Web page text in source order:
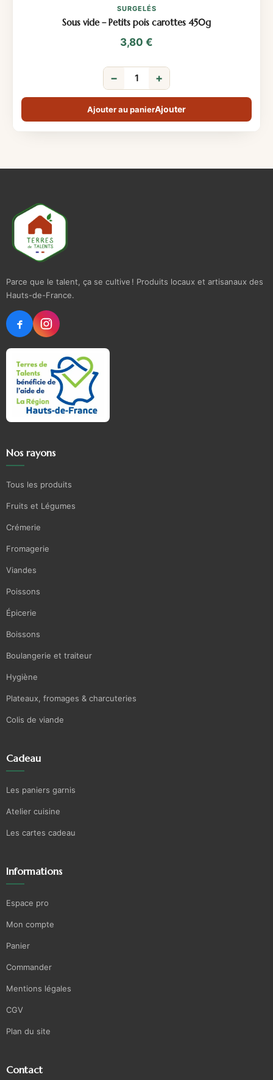
SURGELÉS
Sous vide – Petits pois carottes 450g
3,80 €
− +
Ajouter au panier
Parce que le talent, ça se cultive ! Produits locaux et artisanaux des
Hauts-de-France.
Nos rayons
Tous les produits
Fruits et Légumes
Crémerie
Fromagerie
Viandes
Poissons
Épicerie
Boissons
Boulangerie et traiteur
Hygiène
Plateaux, fromages & charcuteries
Colis de viande
Cadeau
Les paniers garnis
Atelier cuisine
Les cartes cadeau
Informations
Espace pro
Mon compte
Panier
Commander
Mentions légales
CGV
Plan du site
Contact